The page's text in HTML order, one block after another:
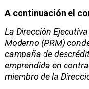
A continuación el
La Dirección
Moderno (PRM)
campaña de
emprendida en
miembro de la